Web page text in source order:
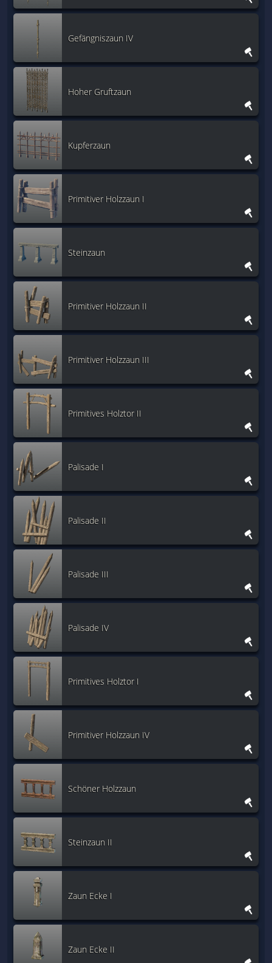
Gefängniszaun IV
Hoher Gruftzaun
Kupferzaun
Primitiver Holzzaun I
Steinzaun
Primitiver Holzzaun II
Primitiver Holzzaun III
Primitives Holztor II
Palisade I
Palisade II
Palisade III
Palisade IV
Primitives Holztor I
Primitiver Holzzaun IV
Schöner Holzzaun
Steinzaun II
Zaun Ecke I
Zaun Ecke II